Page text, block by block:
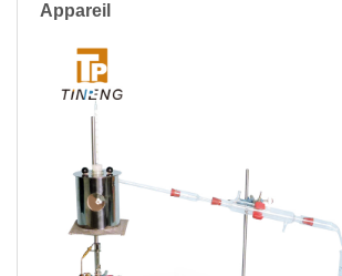
Appareil